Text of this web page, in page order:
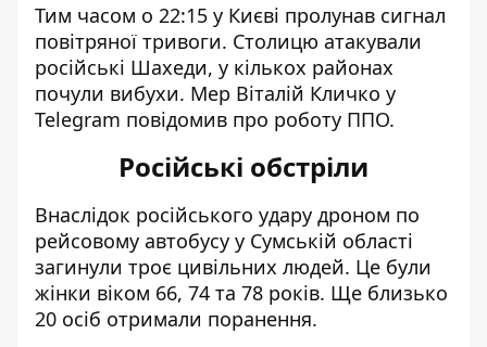
Тим часом о 22:15 у Києві пролунав сигнал
повітряної тривоги. Столицю атакували
російські Шахеди, у кількох районах
почули вибухи. Мер Віталій Кличко у
Telegram повідомив про роботу ППО.
Російські обстріли
Внаслідок російського удару дроном по
рейсовому автобусу у Сумській області
загинули троє цивільних людей. Це були
жінки віком 66, 74 та 78 років. Ще близько
20 осіб отримали поранення.